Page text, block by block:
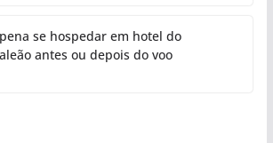
se hospedar em hotel do
antes ou depois do voo